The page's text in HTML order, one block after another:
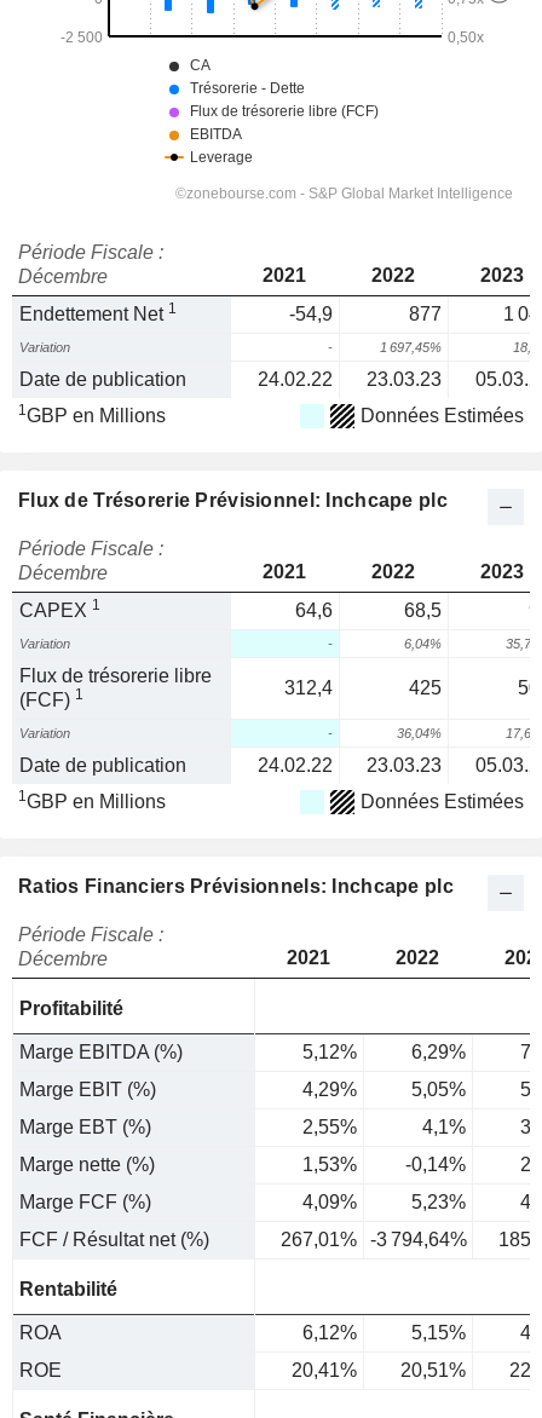
Période Fiscale :
Décembre
2021 2022
2023
Endettement Net 1 -54,9 877 1
Variation - 1 697,45%
Date de publication 24.02.22 23.03.23
1GBP en Millions Données Estimées
Flux de Trésorerie Prévisionnel: Inchcape plc
Période Fiscale :
Décembre
2021 2022
2023
CAPEX 1 64,6 68,5
Variation - 6,04%
Flux de trésorerie libre
(FCF) 1 312,4 425
Variation - 36,04%
Date de publication 24.02.22 23.03.23
1GBP en Millions Données Estimées
Ratios Financiers Prévisionnels: Inchcape plc
Période Fiscale :
Décembre
2021 2022
Profitabilité
Marge EBITDA (%) 5,12% 6,29%
Marge EBIT (%)
4,29% 5,05%
Marge EBT (%)
2,55% 4,1%
Marge nette (%)
1,53% -0,14%
Marge FCF (%)
4,09% 5,23%
FCF / Résultat net (%)
267,01% -3 794,64%
Rentabilité
ROA 6,12% 5,15%
ROE
20,41% 20,51%